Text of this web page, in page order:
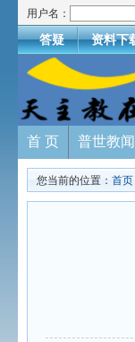
用户名：
答疑 资料下
首 页 普世教闻
您当前的位置： 首页